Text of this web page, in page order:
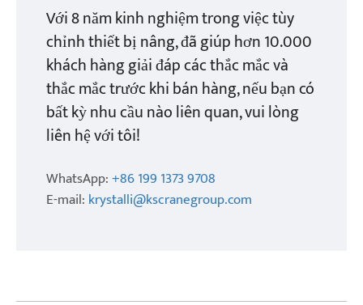
Với 8 năm kinh nghiệm trong việc tùy
chỉnh thiết bị nâng, đã giúp hơn 10.000
khách hàng giải đáp các thắc mắc và
thắc mắc trước khi bán hàng, nếu bạn có
bất kỳ nhu cầu nào liên quan, vui lòng
liên hệ với tôi!
WhatsApp:+86 199 1373 9708
E-mail: krystalli@kscranegroup.com